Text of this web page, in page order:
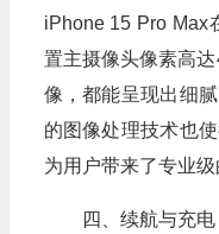
iPhone 15 Pro
置主摄像头像素高
像，都能呈现出细
的图像处理技术也
为用户带来了专业级
四、续航与充